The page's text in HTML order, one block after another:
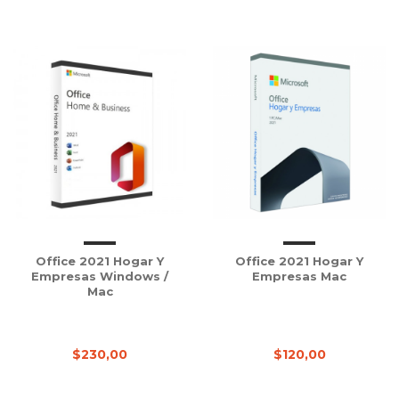
Office 2021 Hogar Y
Empresas Windows /
Mac
$230,00
Office 2021 Hogar Y
Empresas Mac
$120,00